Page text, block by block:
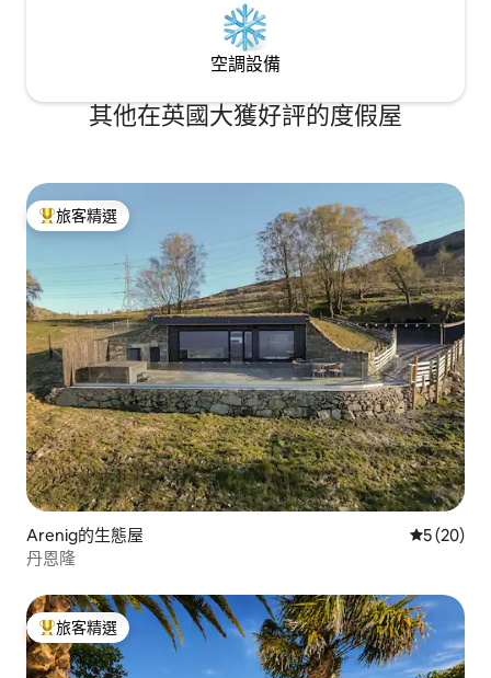
空調設備
其他在英國大獲好評的度假屋
旅客精選榜首
旅客精選
Arenig的生態屋 從 20 則評
5 (20)
丹恩隆
旅客精選榜首
旅客精選